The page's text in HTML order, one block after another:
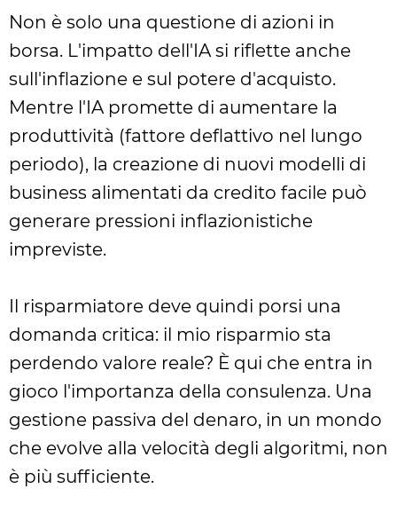
Non è solo una questione di azioni in
borsa. L'impatto dell'IA si riflette anche
sull'inflazione e sul potere d'acquisto.
Mentre l'IA promette di aumentare la
produttività (fattore deflattivo nel lungo
periodo), la creazione di nuovi modelli di
business alimentati da credito facile può
generare pressioni inflazionistiche
impreviste.
Il risparmiatore deve quindi porsi una
domanda critica: il mio risparmio sta
perdendo valore reale? È qui che entra in
gioco l'importanza della consulenza. Una
gestione passiva del denaro, in un mondo
che evolve alla velocità degli algoritmi, non
è più sufficiente.